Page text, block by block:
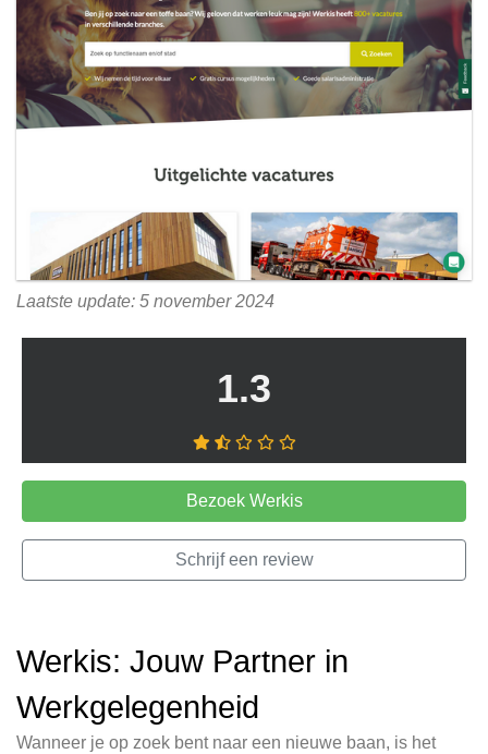
Laatste update: 5 november 2024
1.3
Bezoek Werkis
Schrijf een review
Werkis: Jouw Partner in
Werkgelegenheid
Wanneer je op zoek bent naar een nieuwe baan, is het